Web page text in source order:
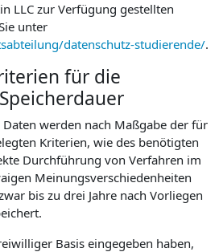
LLC zur Verfügung gestellten
unter
datenschutz-studierende/.
für die
werden nach Maßgabe der für
Kriterien, wie des benötigten
Durchführung von Verfahren im
Meinungsverschiedenheiten
bis zu drei Jahre nach Vorliegen
Basis eingegeben haben,